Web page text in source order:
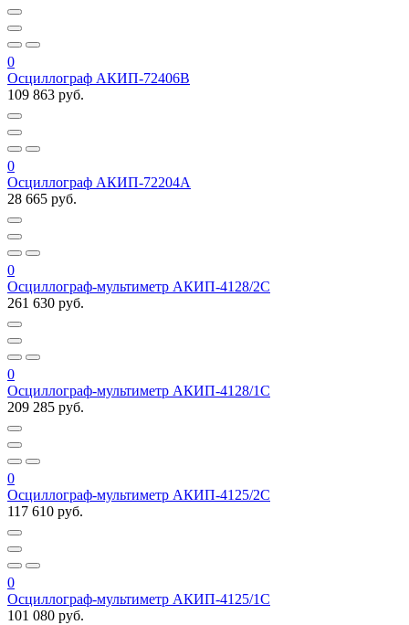
0
Осциллограф АКИП-72406B
109 863 руб.
0
Осциллограф АКИП-72204A
28 665 руб.
0
Осциллограф-мультиметр АКИП-4128/2С
261 630 руб.
0
Осциллограф-мультиметр АКИП-4128/1С
209 285 руб.
0
Осциллограф-мультиметр АКИП-4125/2С
117 610 руб.
0
Осциллограф-мультиметр АКИП-4125/1С
101 080 руб.